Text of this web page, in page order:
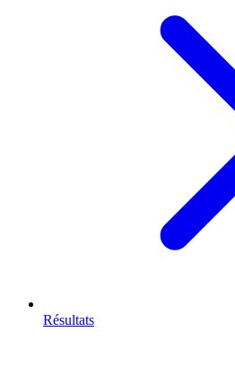
Résultats